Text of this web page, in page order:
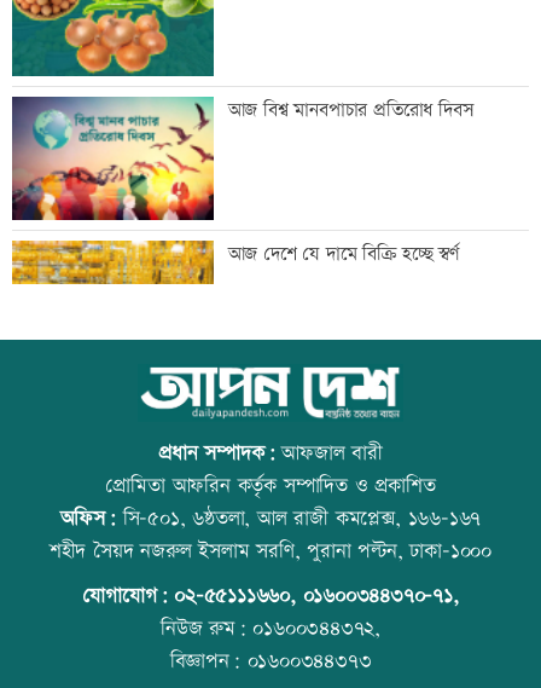
মেঘনার ভাঙনরোধে জিও ব্যাগ প্রকল্পে
অনিয়ম, এলাকাবাসীর মানববন্ধন
বাংলাদেশি পাঁচ হাজার কৃষি শ্রমিক নেবে
ওমান
স্বর্ণ খাতকে আনুষ্ঠানিক কাঠামোয় আনছে
সরকার, মতামত চাইল মন্ত্রণালয়
গবেষণা-দক্ষতা উন্নয়নে বাংলাদেশ-অস্ট্রেলিয়ার
নতুন উদ্যোগ
বিমানবন্দরে বাড়ছে নিরাপত্তা, বসছে অ্যান্টি-
আজ বিশ্ব মানবপাচার প্রতিরোধ দিবস
আজ দেশে যে দামে বিক্রি হচ্ছে স্বর্ণ
আজ বিশ্ব বন্ধু দিবস
প্রতিমন্ত্রীকে ঘিরে ভাইরাল ভিডিওতে ছবি
জুড়ে অপপ্রচার: এলিন
প্রধান সম্পাদক:আফজাল বারী
প্রোমিতা আফরিন কর্তৃক সম্পাদিত ও প্রকাশিত
অফিস:সি-৫০১, ৬ষ্ঠতলা, আল রাজী কমপ্লেক্স, ১৬৬-১৬৭
শহীদ সৈয়দ নজরুল ইসলাম সরণি, পুরানা পল্টন, ঢাকা-১০০০
যোগাযোগ: ০২-৫৫১১১৬৬০, ০১৬০০৩৪৪৩৭০-৭১,
নিউজ রুম:০১৬০০৩৪৪৩৭২,
বিজ্ঞাপন: ০১৬০০৩৪৪৩৭৩